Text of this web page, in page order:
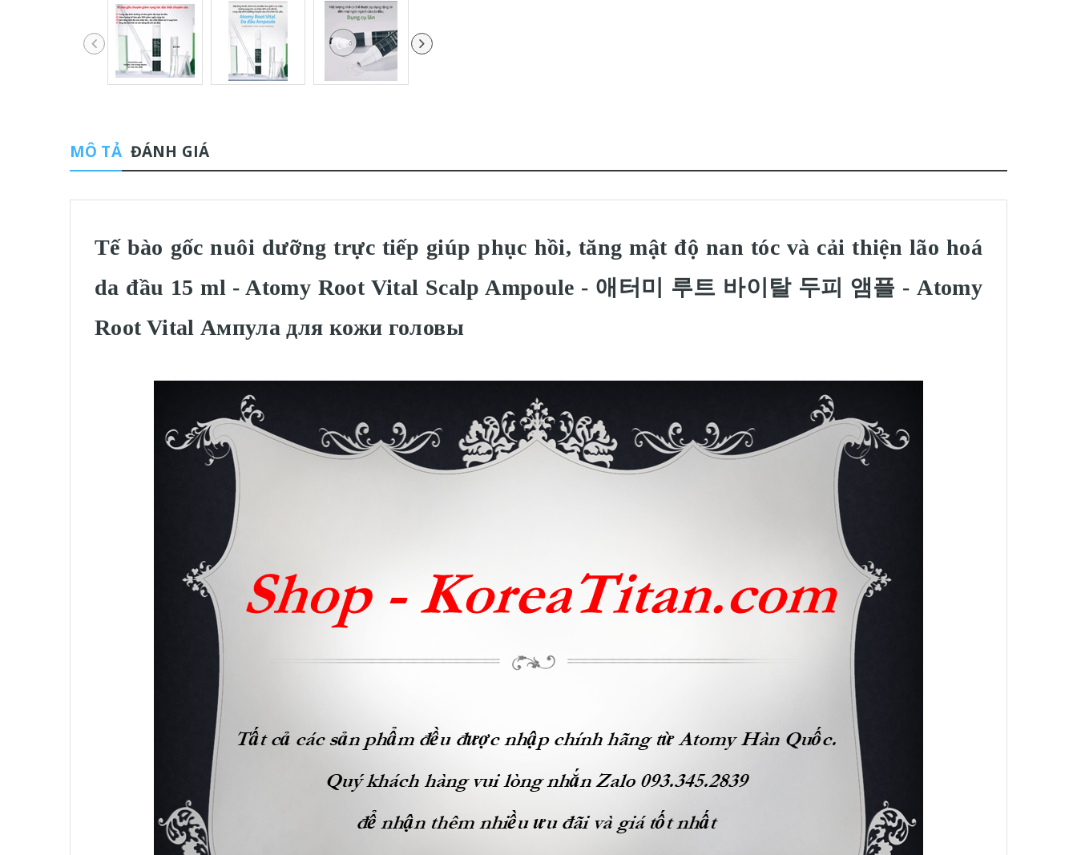
MÔ TẢ ĐÁNH GIÁ
Tế bào gốc nuôi dưỡng trực tiếp giúp phục hồi, tăng mật độ nan tóc và cải thiện lão hoá
da đầu 15 ml - Atomy Root Vital Scalp Ampoule - 애터미 루트 바이탈 두피 앰플 - Atomy
Root Vital Ампула для кожи головы